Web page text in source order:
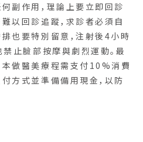
副作用，理論上要立即回診
以回診追蹤，求診者必須自
也要特別留意，注射後4小時
禁止臉部按摩與劇烈運動。最
做醫美療程需支付10%消費
方式並準備備用現金，以防